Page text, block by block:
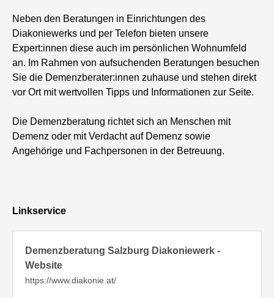
Neben den Beratungen in Einrichtungen des
Diakoniewerks und per Telefon bieten unsere
Expert:innen diese auch im persönlichen Wohnumfeld
an. Im Rahmen von aufsuchenden Beratungen besuchen
Sie die Demenzberater:innen zuhause und stehen direkt
vor Ort mit wertvollen Tipps und Informationen zur Seite.
Die Demenzberatung richtet sich an Menschen mit
Demenz oder mit Verdacht auf Demenz sowie
Angehörige und Fachpersonen in der Betreuung.
Linkservice
Demenzberatung Salzburg Diakoniewerk -
Website
https://www.diakonie.at/